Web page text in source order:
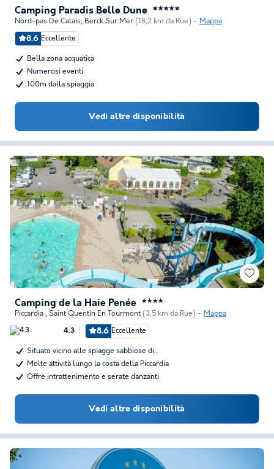
Camping Paradis Belle Dune ★★★★★
Nord-pas De Calais, Berck Sur Mer (18,2 km da Rue) Mappa
8.6 Eccellente
Bella zona acquatica
Numerosi eventi
100m dalla spiaggia
Vedi altre disponibilità
Camping de la Haie Penée ★★★★
Piccardia , Saint Quentin En Tourmont (3,5 km da Rue) Mappa
4.3 8.6 Eccellente
Situato vicino alle spiagge sabbiose di…
Molte attività lungo la costa della Piccardia
Offre intrattenimento e serate danzanti
Vedi altre disponibilità